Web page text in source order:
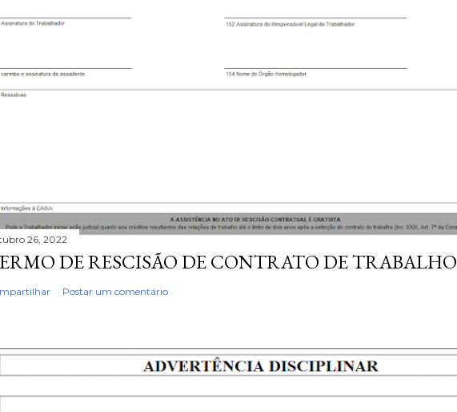
26, 2022
DE RESCISÃO DE CONTRATO DE TRABALHO
Postar um comentário